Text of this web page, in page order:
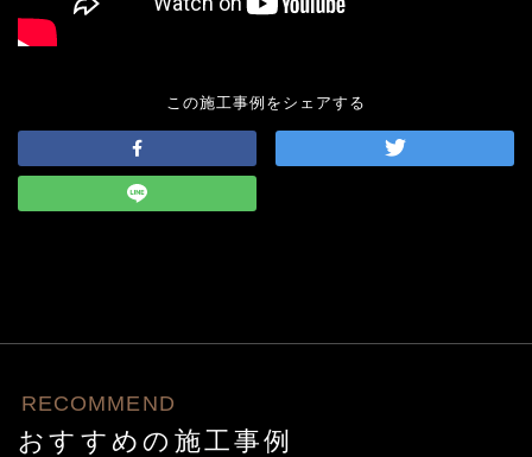
この施工事例をシェアする
RECOMMEND
おすすめの施工事例